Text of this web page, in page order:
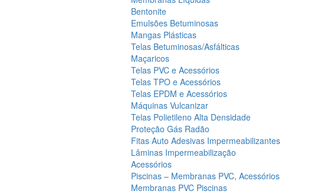
Bentonite
Emulsões Betuminosas
Mangas Plásticas
Telas Betuminosas/Asfálticas
Maçaricos
Telas PVC e Acessórios
Telas TPO e Acessórios
Telas EPDM e Acessórios
Máquinas Vulcanizar
Telas Polietileno Alta Densidade
Proteção Gás Radão
Fitas Auto Adesivas Impermeabilizantes
Lâminas Impermeabilização
Acessórios
Piscinas – Membranas PVC, Acessórios
Membranas PVC Piscinas